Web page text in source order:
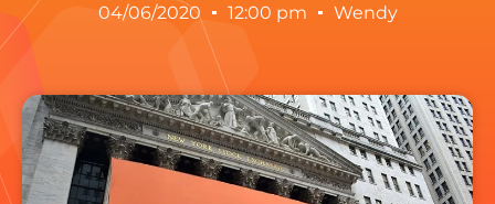
04/06/2020 12:00 pm Wendy